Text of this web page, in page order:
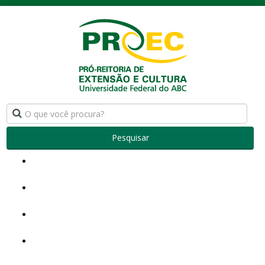
Pesquisar